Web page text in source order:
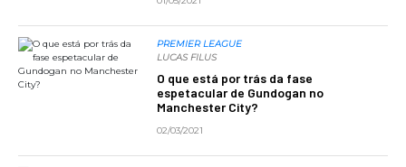
PREMIER LEAGUE
LUCAS FILUS
O que está por trás da fase
espetacular de Gundogan no
Manchester City?
02/03/2021